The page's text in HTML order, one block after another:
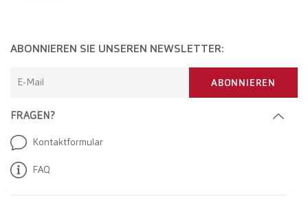
FRAGEN?
Kontaktformular
FAQ
ABONNIEREN SIE UNSEREN NEWSLETTER:
E-Mail ABONNIEREN